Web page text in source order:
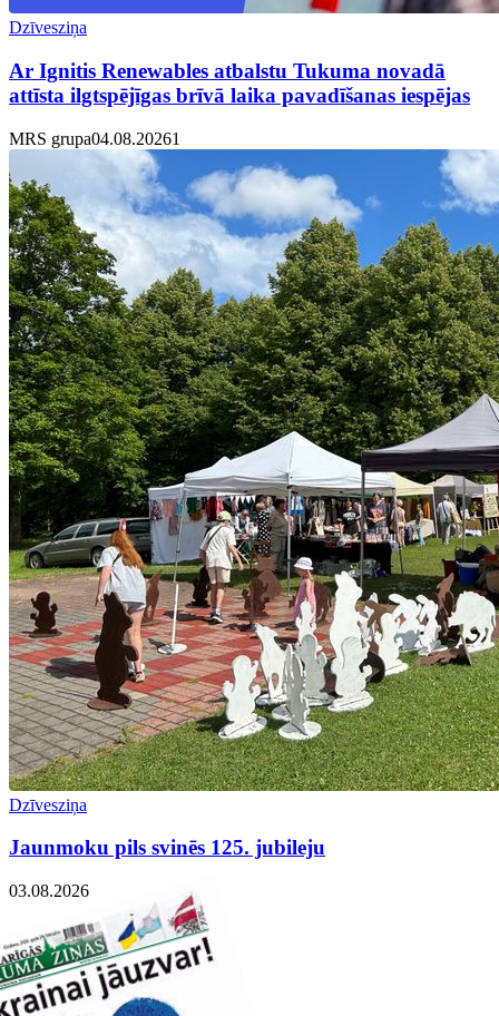
Dzīvesziņa
Ar Ignitis Renewables atbalstu Tukuma novadā
attīsta ilgtspējīgas brīvā laika pavadīšanas iespējas
MRS grupa04.08.20261
Dzīvesziņa
Jaunmoku pils svinēs 125. jubileju
03.08.2026